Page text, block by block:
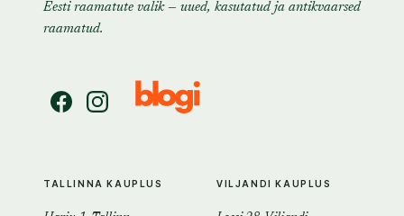
Eesti raamatute valik — uued, kasutatud ja antikvaarsed
raamatud.
TALLINNA KAUPLUS VILJANDI KAUPLUS